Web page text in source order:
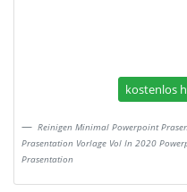
kostenlos
Reinigen Minimal Powerpoint
Prasentation Vorlage Vol In 2020
Prasentation